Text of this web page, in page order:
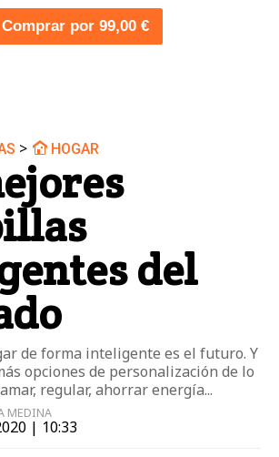
Comprar por 99,00 €
> HOGAR
del
de forma inteligente es el futuro. Y
opciones de personalización de lo
regular, ahorrar energía...
MEDINA
| 10:33